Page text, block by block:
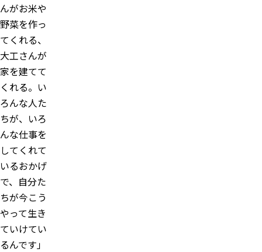
んがお米や
野菜を作っ
てくれる、
大工さんが
家を建てて
くれる。い
ろんな人た
ちが、いろ
んな仕事を
してくれて
いるおかげ
で、自分た
ちが今こう
やって生き
ていけてい
るんです」